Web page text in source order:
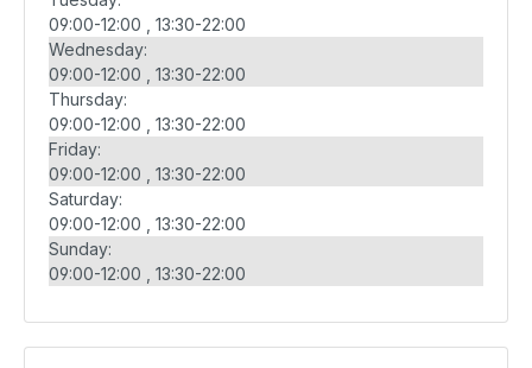
09:00-12:00
13:30-22:00
Wednesday:
09:00-12:00
13:30-22:00
Thursday:
09:00-12:00
13:30-22:00
Friday:
09:00-12:00
13:30-22:00
Saturday:
09:00-12:00
13:30-22:00
Sunday:
09:00-12:00
13:30-22:00